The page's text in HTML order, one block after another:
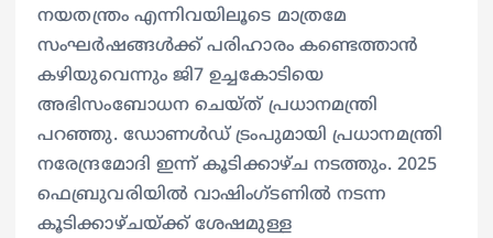
നയതന്ത്രം എന്നിവയിലൂടെ മാത്രമേ
സംഘര്‍ഷങ്ങള്‍ക്ക് പരിഹാരം കണ്ടെത്താന്‍
കഴിയുവെന്നും ജി7 ഉച്ചകോടിയെ
അഭിസംബോധന ചെയ്ത് പ്രധാനമന്ത്രി
പറഞ്ഞു. ഡോണള്‍ഡ് ട്രംപുമായി പ്രധാനമന്ത്രി
നരേന്ദ്രമോദി ഇന്ന് കൂടിക്കാഴ്ച നടത്തും. 2025
ഫെബ്രുവരിയില്‍ വാഷിംഗ്ടണില്‍ നടന്ന
കൂടിക്കാഴ്ചയ്ക്ക് ശേഷമുള്ള